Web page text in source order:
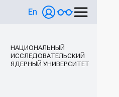
En
НАЦИОНАЛЬНЫЙ
ИССЛЕДОВАТЕЛЬСКИЙ
ЯДЕРНЫЙ УНИВЕРСИТЕТ